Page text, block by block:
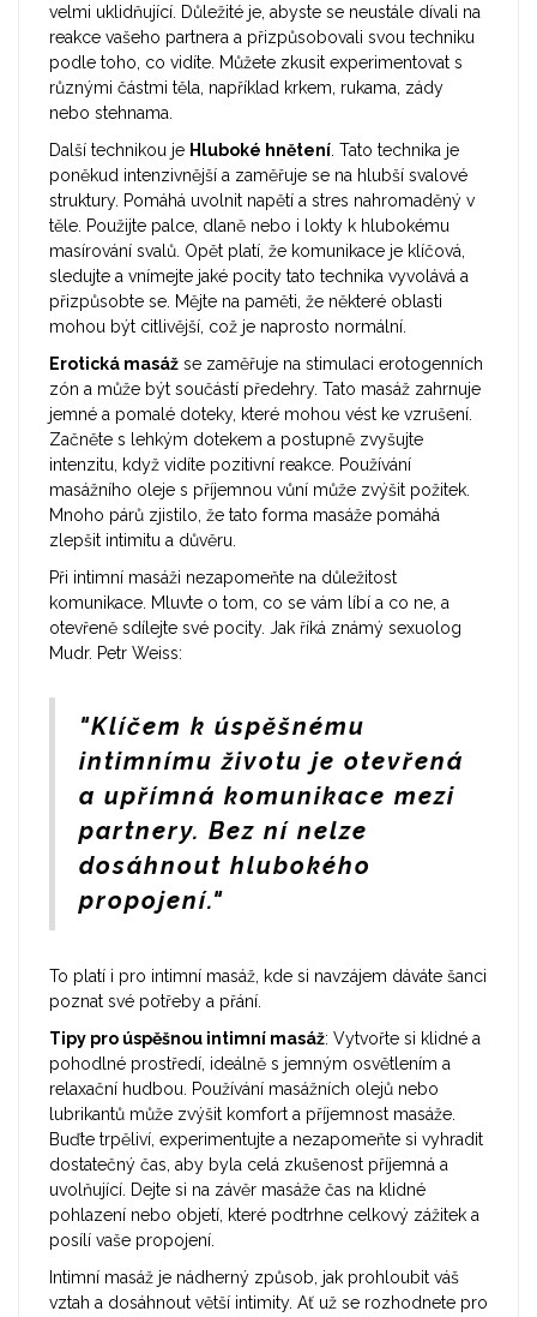
velmi uklidňující. Důležité je, abyste se neustále dívali na
reakce vašeho partnera a přizpůsobovali svou techniku
podle toho, co vidíte. Můžete zkusit experimentovat s
různými částmi těla, například krkem, rukama, zády
nebo stehnama.
Další technikou je Hluboké hnětení . Tato technika je
poněkud intenzivnější a zaměřuje se na hlubší svalové
struktury. Pomáhá uvolnit napětí a stres nahromaděný v
těle. Použijte palce, dlaně nebo i lokty k hlubokému
masírování svalů. Opět platí, že komunikace je klíčová,
sledujte a vnímejte jaké pocity tato technika vyvolává a
přizpůsobte se. Mějte na paměti, že některé oblasti
mohou být citlivější, což je naprosto normální.
Erotická masáž se zaměřuje na stimulaci erotogenních
zón a může být součástí předehry. Tato masáž zahrnuje
jemné a pomalé doteky, které mohou vést ke vzrušení.
Začněte s lehkým dotekem a postupně zvyšujte
intenzitu, když vidíte pozitivní reakce. Používání
masážního oleje s příjemnou vůní může zvýšit požitek.
Mnoho párů zjistilo, že tato forma masáže pomáhá
zlepšit intimitu a důvěru.
Při intimní masáži nezapomeňte na důležitost
komunikace. Mluvte o tom, co se vám líbí a co ne, a
otevřeně sdílejte své pocity. Jak říká známý sexuolog
Mudr. Petr Weiss:
"Klíčem k úspěšnému
intimnímu životu je otevřená
a upřímná komunikace mezi
partnery. Bez ní nelze
dosáhnout hlubokého
propojení."
To platí i pro intimní masáž, kde si navzájem dáváte šanci
poznat své potřeby a přání.
Tipy pro úspěšnou intimní masáž: Vytvořte si klidné a
pohodlné prostředí, ideálně s jemným osvětlením a
relaxační hudbou. Používání masážních olejů nebo
lubrikantů může zvýšit komfort a příjemnost masáže.
Buďte trpěliví, experimentujte a nezapomeňte si vyhradit
dostatečný čas, aby byla celá zkušenost příjemná a
uvolňující. Dejte si na závěr masáže čas na klidné
pohlazení nebo objetí, které podtrhne celkový zážitek a
posílí vaše propojení.
Intimní masáž je nádherný způsob, jak prohloubit váš
vztah a dosáhnout větší intimity. Ať už se rozhodnete pro